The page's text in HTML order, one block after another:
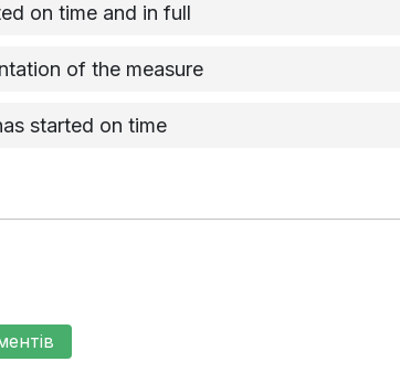
on time and in full
of the measure
started on time